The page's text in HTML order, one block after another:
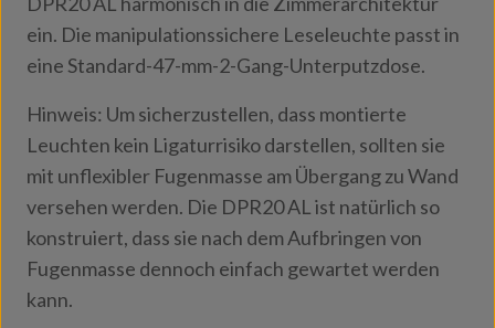
ein. Die manipulationssichere Leseleuchte passt in
eine Standard-47-mm-2-Gang-Unterputzdose.
Hinweis: Um sicherzustellen, dass montierte
Leuchten kein Ligaturrisiko darstellen, sollten sie
mit unflexibler Fugenmasse am Übergang zu Wand
versehen werden. Die DPR20 AL ist natürlich so
konstruiert, dass sie nach dem Aufbringen von
Fugenmasse dennoch einfach gewartet werden
kann.